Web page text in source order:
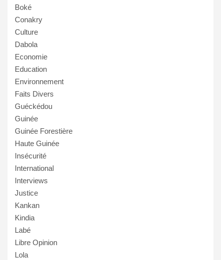
Boké
Conakry
Culture
Dabola
Economie
Education
Environnement
Faits Divers
Guéckédou
Guinée
Guinée Forestière
Haute Guinée
Insécurité
International
Interviews
Justice
Kankan
Kindia
Labé
Libre Opinion
Lola